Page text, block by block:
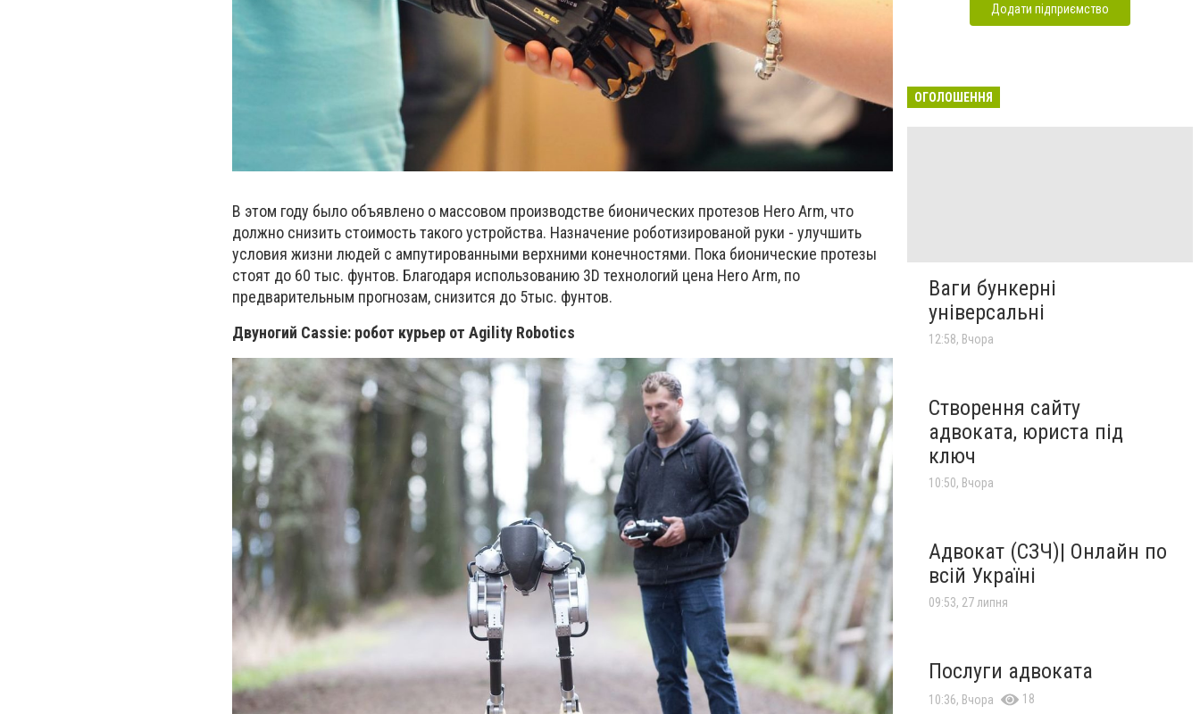
В этом году было объявлено о массовом производстве бионических протезов Hero Arm, что
должно снизить стоимость такого устройства. Назначение роботизированой руки - улучшить
условия жизни людей с ампутированными верхними конечностями. Пока бионические протезы
стоят до 60 тыс. фунтов. Благодаря использованию 3D технологий цена Hero Arm, по
предварительным прогнозам, снизится до 5тыс. фунтов.
Двуногий Cassie: робот курьер от Agility Robotics
Додати підприємство
ОГОЛОШЕННЯ
Ваги бункерні
універсальні
12:58, Вчора
Створення сайту
адвоката, юриста під
ключ
10:50, Вчора
Адвокат (СЗЧ)| Онлайн по
всій Україні
09:53, 27 липня
Послуги адвоката
10:36, Вчора 18